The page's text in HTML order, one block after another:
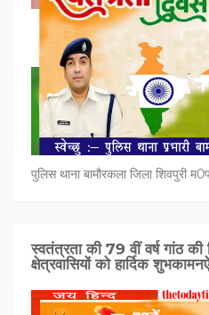
पुलिस थाना बामौरकला जिला शिवपुरी
स्वतंत्रता की 79 वीं वर्ष गांठ
क्षेत्रवासियों को हार्दिक शुभकामनऐं